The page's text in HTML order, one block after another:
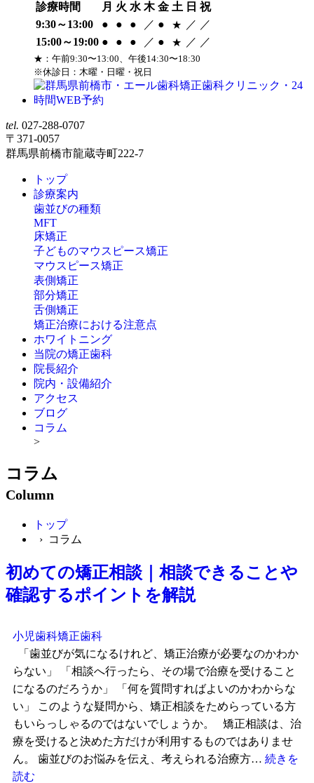
診療時間 月 火 水 木 金 土 日 祝
9:30～13:00
● ● ● ／ ● ★ ／ ／
15:00～19:00 ● ● ● ／ ● ★ ／ ／
★：午前9:30〜13:00、午後14:30〜18:30
※休診日：木曜・日曜・祝日
tel. 027-288-0707
〒371-0057
群馬県前橋市龍蔵寺町222-7
トップ
診療案内
歯並びの種類
MFT
床矯正
子どものマウスピース矯正
マウスピース矯正
表側矯正
部分矯正
舌側矯正
矯正治療における注意点
ホワイトニング
当院の矯正歯科
院長紹介
院内・設備紹介
アクセス
ブログ
コラム
>
コラム
Column
トップ
› コラム
初めての矯正相談｜相談できることや
確認するポイントを解説
小児歯科矯正歯科
「歯並びが気になるけれど、矯正治療が必要なのかわか
らない」 「相談へ行ったら、その場で治療を受けること
になるのだろうか」 「何を質問すればよいのかわからな
い」 このような疑問から、矯正相談をためらっている方
もいらっしゃるのではないでしょうか。 矯正相談は、治
療を受けると決めた方だけが利用するものではありませ
ん。 歯並びのお悩みを伝え、考えられる治療方… 続きを
読む